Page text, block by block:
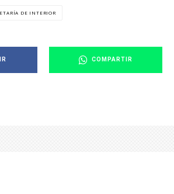
DE INTERIOR
COMPARTIR